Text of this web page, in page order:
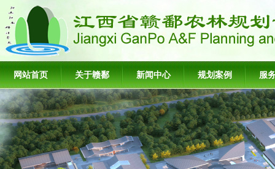
网站首页 关于赣鄱 新闻中心 规划案例 服